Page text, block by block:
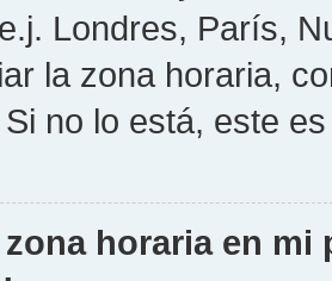
Londres, París,
la zona horaria,
no lo está, este
horaria en